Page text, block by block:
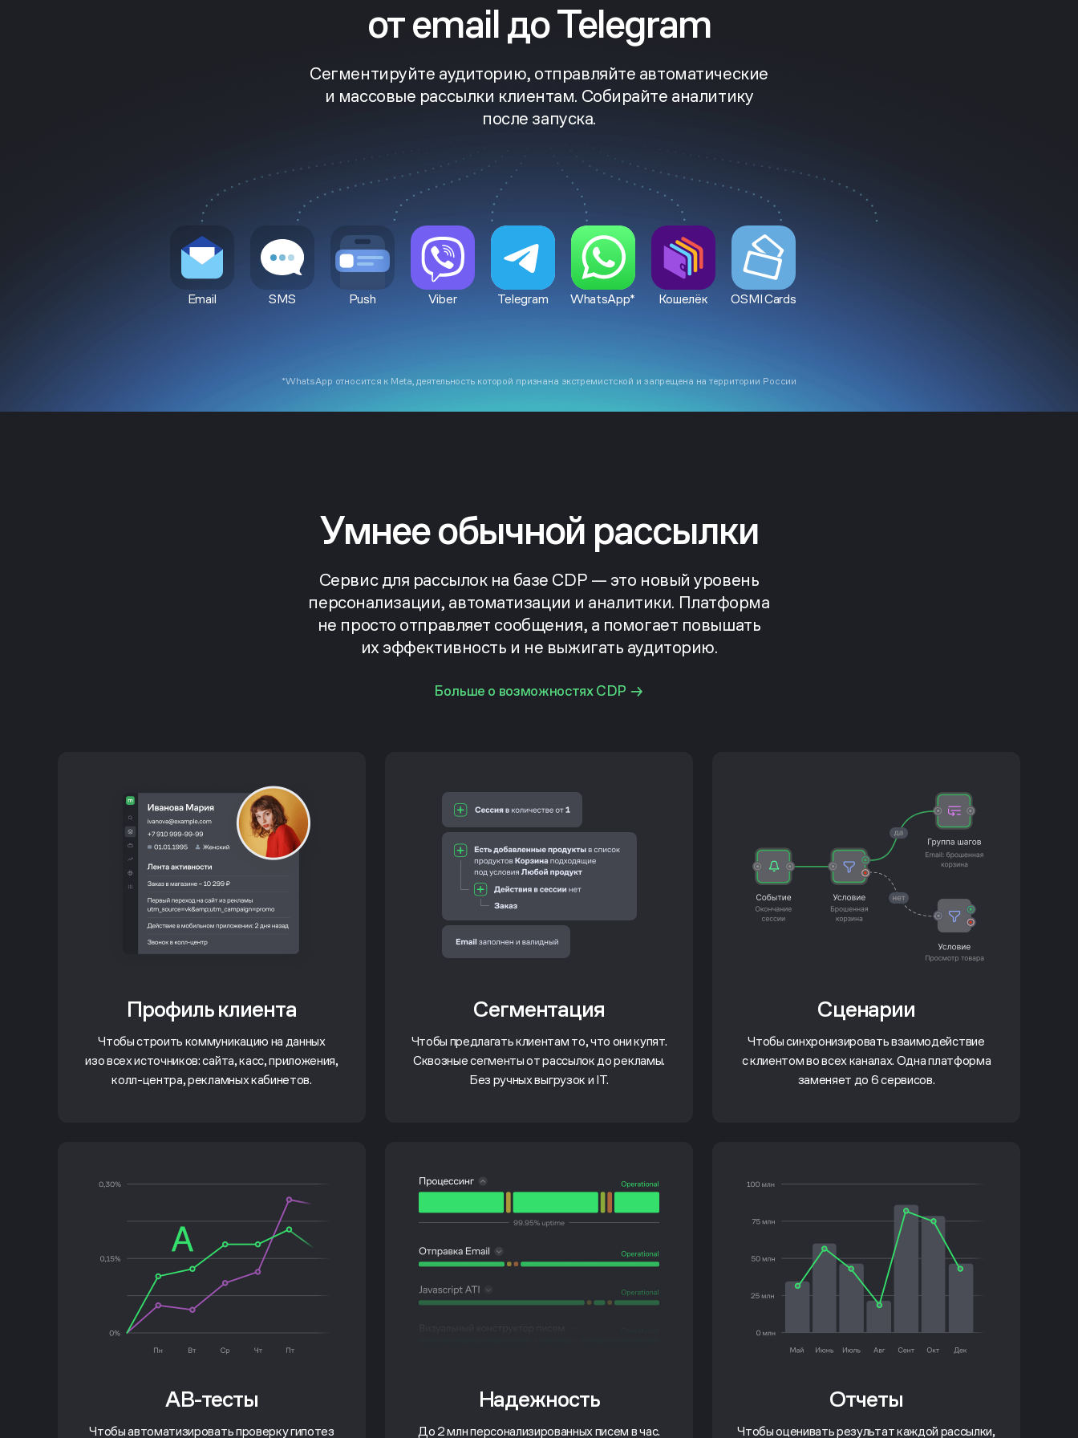
от email до Telegram
Сегментируйте аудиторию, отправляйте автоматические
и массовые рассылки клиентам. Собирайте аналитику
после запуска.
Email SMS Push Viber Telegram WhatsApp* Кошелёк OSMI Cards
*WhatsApp относится к Meta, деятельность которой признана экстремистской и запрещена на территории России
Умнее обычной рассылки
Сервис для рассылок на базе CDP — это новый уровень
персонализации, автоматизации и аналитики. Платформа
не просто отправляет сообщения, а помогает повышать
их эффективность и не выжигать аудиторию.
Больше о возможностях CDP
Профиль клиента
Чтобы строить коммуникацию на данных
изо всех источников: сайта, касс, приложения,
колл-центра, рекламных кабинетов.
Сегментация
Чтобы предлагать клиентам то, что они купят.
Сквозные сегменты от рассылок до рекламы.
Без ручных выгрузок и IT.
Сценарии
Чтобы синхронизировать взаимодействие
с клиентом во всех каналах. Одна платформа
заменяет до 6 сервисов.
AB-тесты
Чтобы автоматизировать проверку гипотез
Надежность
До 2 млн персонализированных писем в час.
Отчеты
Чтобы оценивать результат каждой рассылки,